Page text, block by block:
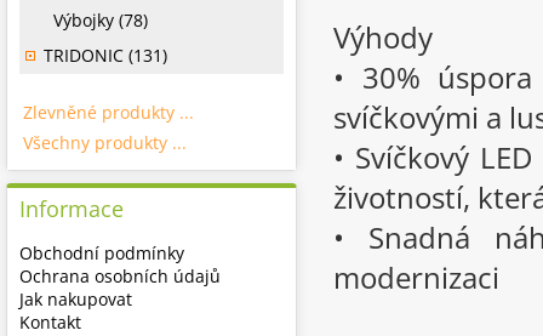
Výhody
• 30%
svíčkovými a
• Svíčkový
životností,
• Snadná
modernizaci
Výbojky (78)
TRIDONIC (131)
Zlevněné produkty ...
Všechny produkty ...
Informace
Obchodní podmínky
Ochrana osobních údajů
Jak nakupovat
Kontakt